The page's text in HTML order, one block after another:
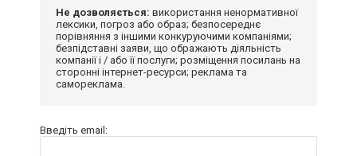
Не дозволяється: використання ненормативної
лексики, погроз або образ; безпосереднє
порівняння з іншими конкуруючими компаніями;
безпідставні заяви, що ображають діяльність
компанії і / або її послуги; розміщення посилань на
сторонні інтернет-ресурси; реклама та
самореклама.
Введіть email: